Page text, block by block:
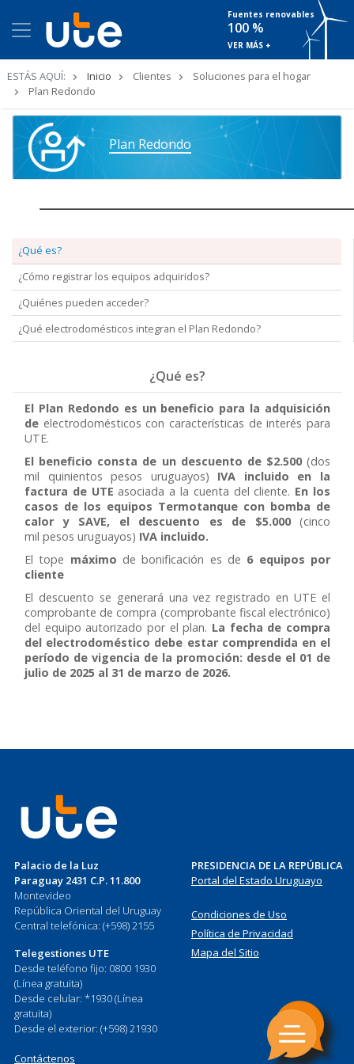
Fuentes renovables
100 %
VER MÁS +
ESTÁS AQUÍ: Inicio Clientes
Soluciones para el hogar
Plan Redondo
Plan Redondo
¿Qué es?
¿Cómo registrar los equipos adquiridos?
¿Quiénes pueden acceder?
¿Qué electrodomésticos integran el Plan Redondo?
¿Qué es?
El Plan Redondo es un beneficio para la adquisición
de electrodomésticos con características de interés para
UTE.
El beneficio consta de un descuento de $2.500(dos
mil quinientos pesos uruguayos) IVA incluido en la
factura de UTE asociada a la cuenta del cliente. En los
casos de los equipos Termotanque con bomba de
calor y SAVE, el descuento es de $5.000 (cinco
mil pesos uruguayos) IVA incluido.
El tope máximo de bonificación es de 6 equipos por
cliente
El descuento se generará una vez registrado en UTE el
comprobante de compra (comprobante fiscal electrónico)
del equipo autorizado por el plan. La fecha de compra
del electrodoméstico debe estar comprendida en el
período de vigencia de la promoción: desde el 01 de
julio de 2025 al 31 de marzo de 2026.
Palacio de la Luz
Paraguay 2431 C.P. 11.800
Montevideo
República Oriental del Uruguay
Central telefónica: (+598) 2155
Telegestiones UTE
Desde teléfono fijo: 0800 1930
(Línea gratuita)
Desde celular: *1930 (Línea
gratuita)
Desde el exterior: (+598) 21930
Contáctenos
PRESIDENCIA DE LA REPÚBLICA
Portal del Estado Uruguayo
Condiciones de Uso
Política de Privacidad
Mapa del Sitio